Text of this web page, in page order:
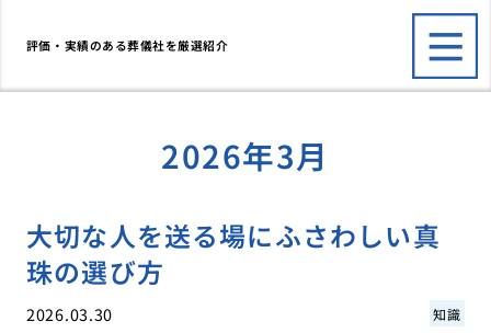
評価・実績のある葬儀社を厳選紹介
2026年3月
大切な人を送る場にふさわしい真
珠の選び方
2026.03.30 知識